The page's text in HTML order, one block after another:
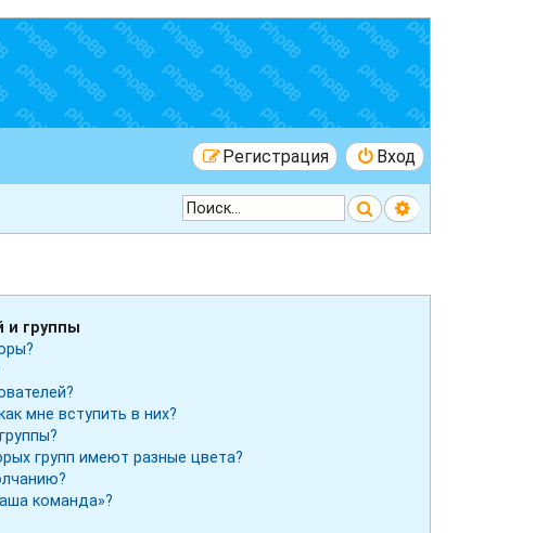
Вход
Регистрация
ПоискРасширенный
и группы
мне вступить в них?
групп имеют разные цвета?
команда»?